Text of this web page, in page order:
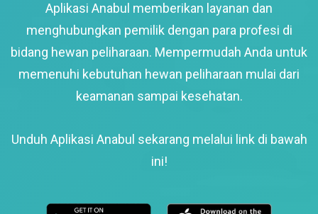
Aplikasi Anabul memberikan layanan dan
menghubungkan pemilik dengan para profesi di
bidang hewan peliharaan. Mempermudah Anda untuk
memenuhi kebutuhan hewan peliharaan mulai dari
keamanan sampai kesehatan.
Unduh Aplikasi Anabul sekarang melalui link di bawah
ini!